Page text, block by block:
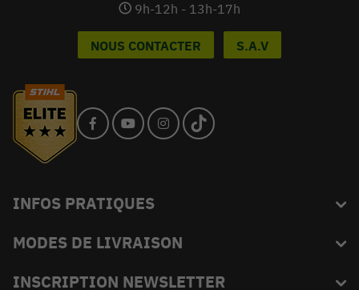
9h-12h - 13h-17h
NOUS CONTACTER S.A.V
INFOS PRATIQUES
Blog
L'équipe du King
MODES DE LIVRAISON
INSCRIPTION NEWSLETTER